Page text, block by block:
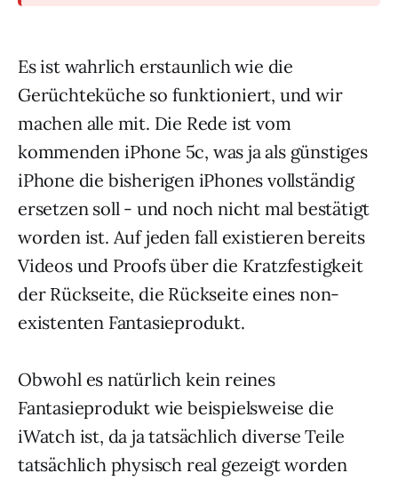
Es ist wahrlich erstaunlich wie die
Gerüchteküche so funktioniert, und wir
machen alle mit. Die Rede ist vom
kommenden iPhone 5c, was ja als günstiges
iPhone die bisherigen iPhones vollständig
ersetzen soll - und noch nicht mal bestätigt
worden ist. Auf jeden fall existieren bereits
Videos und Proofs über die Kratzfestigkeit
der Rückseite, die Rückseite eines non-
existenten Fantasieprodukt.
Obwohl es natürlich kein reines
Fantasieprodukt wie beispielsweise die
iWatch ist, da ja tatsächlich diverse Teile
tatsächlich physisch real gezeigt worden